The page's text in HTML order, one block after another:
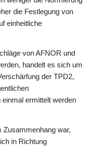
die Festlegung von
einheitliche
von AFNOR und
handelt es sich um
der TPD2,
ermittelt werden
Zusammenhang war,
in Richtung